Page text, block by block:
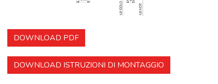
DOWNLOAD PDF
DOWNLOAD ISTRUZIONI DI MONTAGGIO